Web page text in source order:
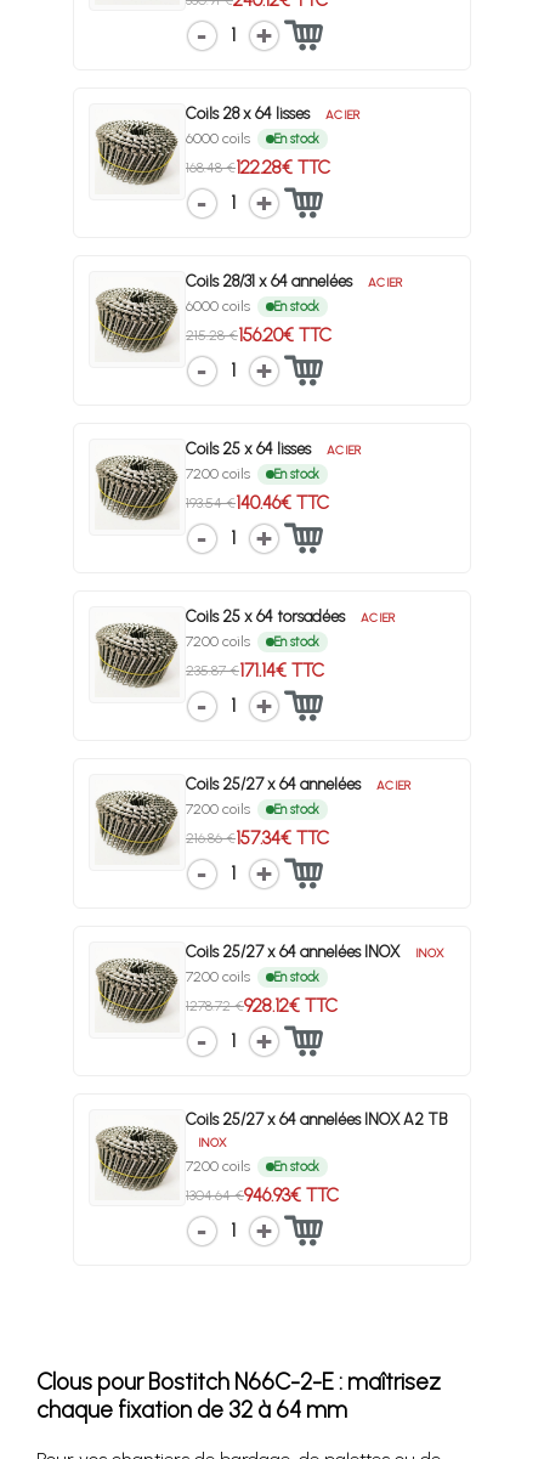
1
Coils 28 x 64 lisses ACIER
6000 coils En stock
168.48 €122.28€ TTC
1
Coils 28/31 x 64 annelées ACIER
6000 coils En stock
215.28 €156.20€ TTC
1
Coils 25 x 64 lisses ACIER
7200 coils En stock
193.54 €140.46€ TTC
1
Coils 25 x 64 torsadées ACIER
7200 coils En stock
235.87 €171.14€ TTC
1
Coils 25/27 x 64 annelées ACIER
7200 coils En stock
216.86 €157.34€ TTC
1
Coils 25/27 x 64 annelées INOX INOX
7200 coils En stock
1278.72 €928.12€ TTC
1
Coils 25/27 x 64 annelées INOX A2 TB
INOX
7200 coils En stock
1304.64 €946.93€ TTC
1
Clous pour Bostitch N66C-2-E : maîtrisez
chaque fixation de 32 à 64 mm